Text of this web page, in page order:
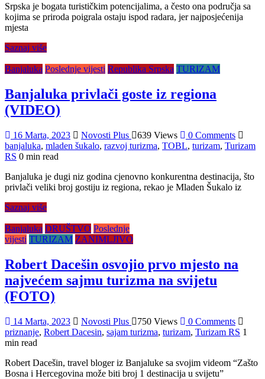
Srpska je bogata turističkim potencijalima, a često ona područja sa
kojima se priroda poigrala ostaju ispod radara, jer najposjećenija
mjesta
Saznaj više
Banjaluka Poslednje vijesti Republika Srpska TURIZAM
Banjaluka privlači goste iz regiona
(VIDEO)
16 Marta, 2023 Novosti Plus 639 Views
0 Comments
banjaluka, mladen šukalo, razvoj turizma, TOBL, turizam, Turizam
RS 0 min read
Banjaluka je dugi niz godina cjenovno konkurentna destinacija, što
privlači veliki broj gostiju iz regiona, rekao je Mladen Šukalo iz
Saznaj više
Banjaluka DRUŠTVO Poslednje
vijesti TURIZAM ZANIMLJIVO
Robert Dacešin osvojio prvo mjesto na
najvećem sajmu turizma na svijetu
(FOTO)
14 Marta, 2023 Novosti Plus 750 Views
0 Comments
priznanje, Robert Dacesin, sajam turizma, turizam, Turizam RS 1
min read
Robert Dacešin, travel bloger iz Banjaluke sa svojim videom “Zašto
Bosna i Hercegovina može biti broj 1 destinacija u svijetu”